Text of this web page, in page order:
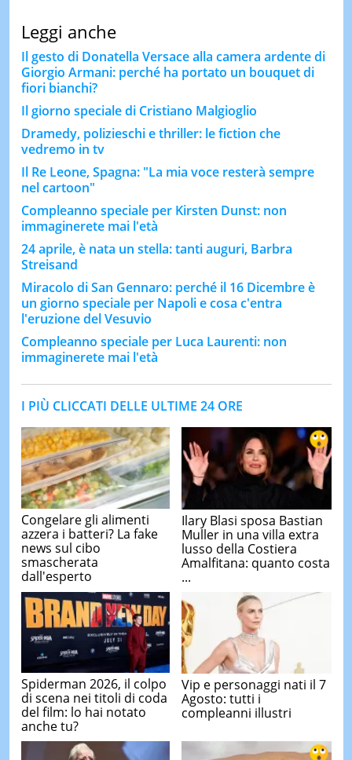
Leggi anche
Il gesto di Donatella Versace alla camera ardente di
Giorgio Armani: perché ha portato un bouquet di
fiori bianchi?
Il giorno speciale di Cristiano Malgioglio
Dramedy, polizieschi e thriller: le fiction che
vedremo in tv
Il Re Leone, Spagna: "La mia voce resterà sempre
nel cartoon"
Compleanno speciale per Kirsten Dunst: non
immaginerete mai l'età
24 aprile, è nata un stella: tanti auguri, Barbra
Streisand
Miracolo di San Gennaro: perché il 16 Dicembre è
un giorno speciale per Napoli e cosa c'entra
l'eruzione del Vesuvio
Compleanno speciale per Luca Laurenti: non
immaginerete mai l'età
I PIÙ CLICCATI DELLE ULTIME 24 ORE
Congelare gli alimenti
azzera i batteri? La fake
news sul cibo
smascherata
dall'esperto
Ilary Blasi sposa Bastian
Muller in una villa extra
lusso della Costiera
Amalfitana: quanto costa
...
Spiderman 2026, il colpo
di scena nei titoli di coda
del film: lo hai notato
anche tu?
Vip e personaggi nati il 7
Agosto: tutti i
compleanni illustri